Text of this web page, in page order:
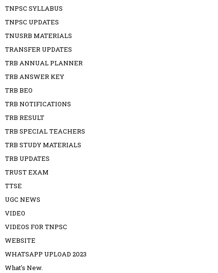
TNPSC SYLLABUS
TNPSC UPDATES
TNUSRB MATERIALS
TRANSFER UPDATES
TRB ANNUAL PLANNER
TRB ANSWER KEY
TRB BEO
TRB NOTIFICATIONS
TRB RESULT
TRB SPECIAL TEACHERS
TRB STUDY MATERIALS
TRB UPDATES
TRUST EXAM
TTSE
UGC NEWS
VIDEO
VIDEOS FOR TNPSC
WEBSITE
WHATSAPP UPLOAD 2023
What's New.